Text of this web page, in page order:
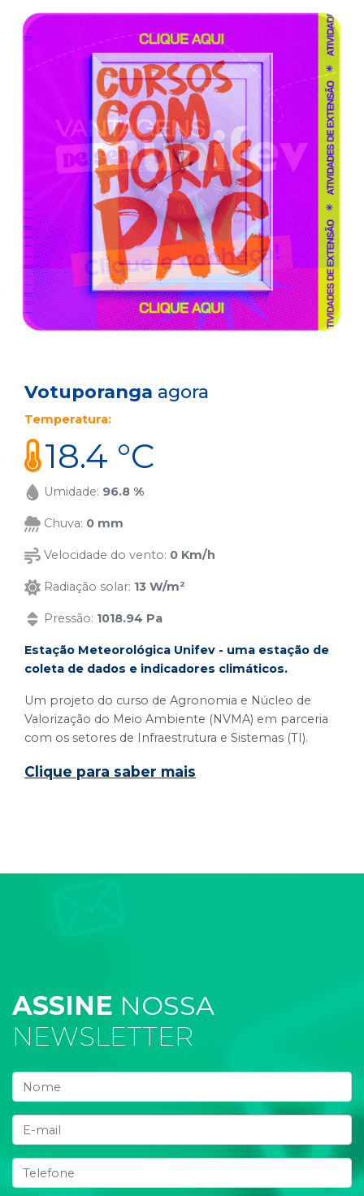
Votuporanga agora
Temperatura:
18.4 °C
Umidade: 96.8 %
Chuva: 0 mm
Velocidade do vento: 0 Km/h
Radiação solar: 13 W/m²
Pressão: 1018.94 Pa
Estação Meteorológica Unifev - uma estação de
coleta de dados e indicadores climáticos.
Um projeto do curso de Agronomia e Núcleo de
Valorização do Meio Ambiente (NVMA) em parceria
com os setores de Infraestrutura e Sistemas (TI).
Clique para saber mais
ASSINE NOSSA
NEWSLETTER